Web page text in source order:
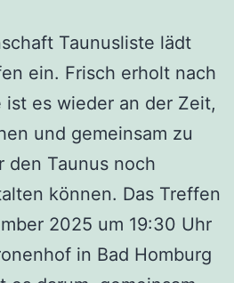
Taunusliste lädt
ein. Frisch erholt nach
ist es wieder an der Zeit,
und gemeinsam zu
den Taunus noch
können. Das Treffen
2025 um 19:30 Uhr
in Bad Homburg